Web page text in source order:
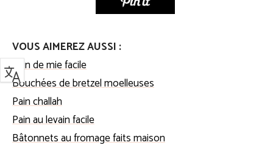
VOUS AIMEREZ AUSSI :
Pain de mie facile
Bouchées de bretzel moelleuses
Pain challah
Pain au levain facile
Bâtonnets au fromage faits maison